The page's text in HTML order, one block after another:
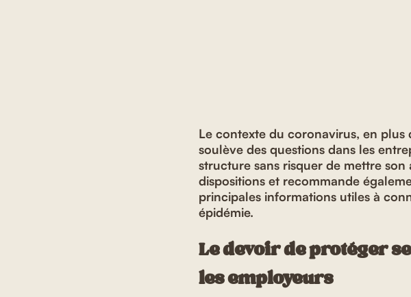
Le contexte du coronavirus, en plus
soulève des questions dans les
structure sans risquer de mettre
dispositions et recommande
principales informations utiles à
épidémie.
Le devoir de protéger
les employeurs